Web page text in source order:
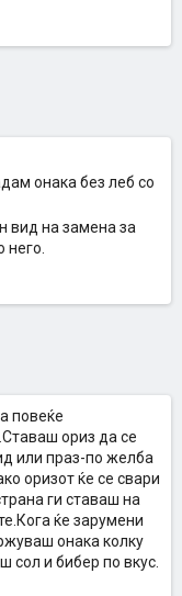
онака без леб со
вид на замена за
него.
повеќе
ориз да се
или праз-по желба
оризот ќе се свари
ги ставаш на
ќе зарумени
онака колку
и бибер по вкус.